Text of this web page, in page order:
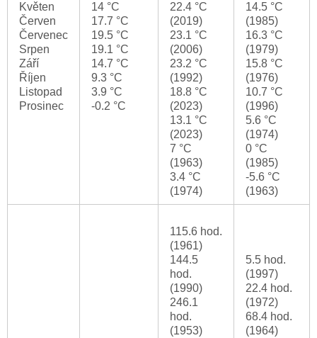
Květen
Červen
Červenec
Srpen
Září
Říjen
Listopad
Prosinec
14 °C
17.7 °C
19.5 °C
19.1 °C
14.7 °C
9.3 °C
3.9 °C
-0.2 °C
22.4 °C
(2019)
23.1 °C
(2006)
23.2 °C
(1992)
18.8 °C
(2023)
13.1 °C
(2023)
7 °C
(1963)
3.4 °C
(1974)
14.5 °C
(1985)
16.3 °C
(1979)
15.8 °C
(1976)
10.7 °C
(1996)
5.6 °C
(1974)
0 °C
(1985)
-5.6 °C
(1963)
115.6 hod.
(1961)
144.5
hod.
(1990)
246.1
hod.
(1953)
5.5 hod.
(1997)
22.4 hod.
(1972)
68.4 hod.
(1964)